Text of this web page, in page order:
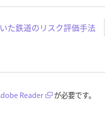
た鉄道のリスク評価手法
Reader が必要です。